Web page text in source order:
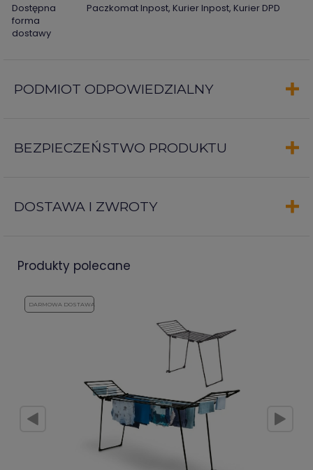
Dostępna
forma
dostawy
Paczkomat Inpost, Kurier Inpost, Kurier DPD
PODMIOT ODPOWIEDZIALNY
BEZPIECZEŃSTWO PRODUKTU
DOSTAWA I ZWROTY
produkty polecane
DARMOWA DOSTAWA